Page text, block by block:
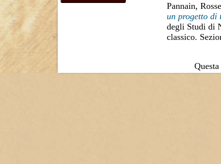
Pannain,
un progetto di
degli Studi di
classico.